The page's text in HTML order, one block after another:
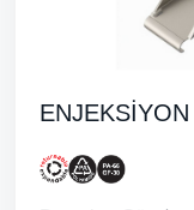
ENJEKSİYON